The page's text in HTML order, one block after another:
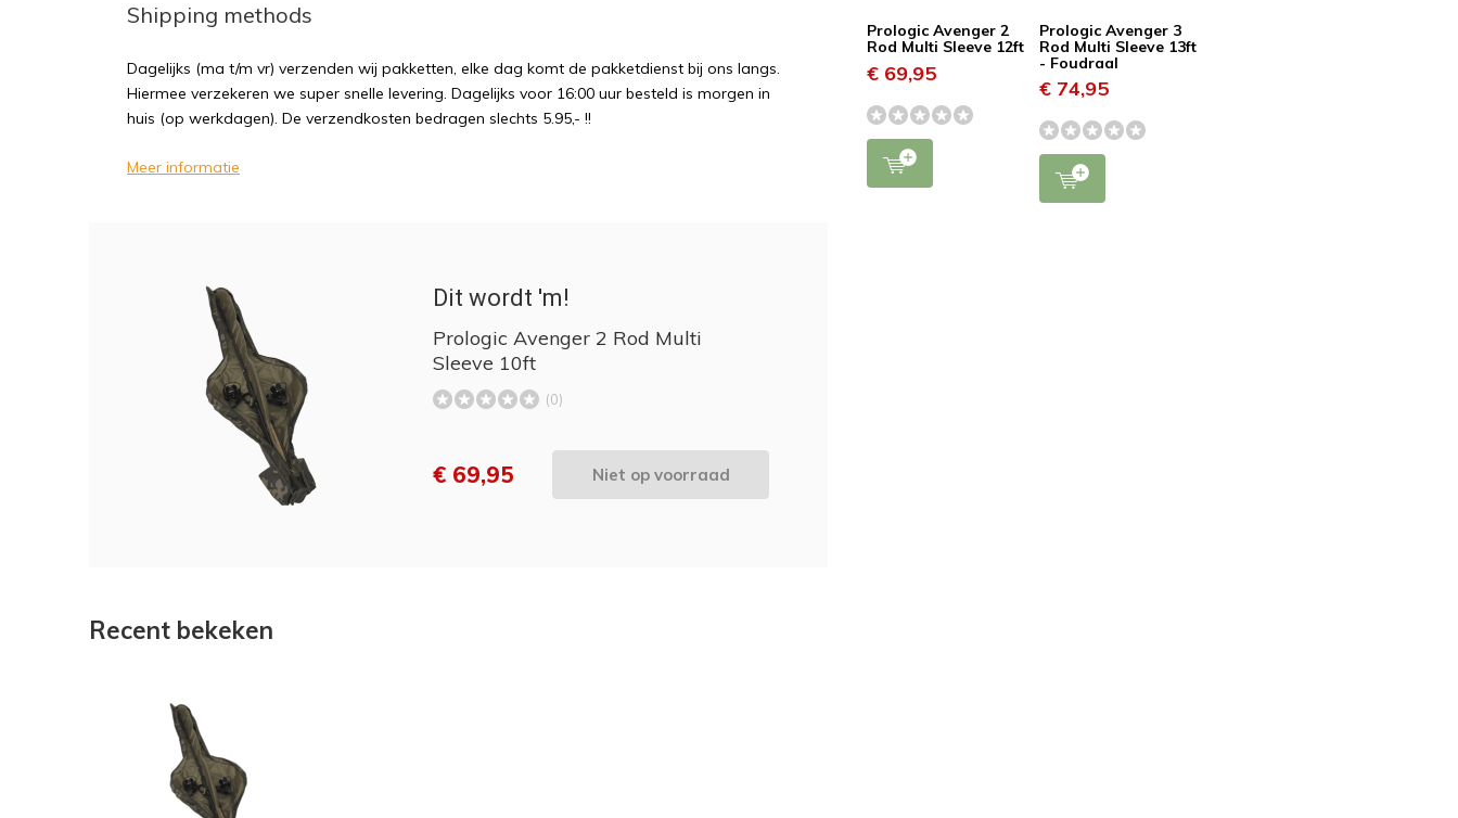
Shipping methods
Dagelijks (ma t/m vr) verzenden wij pakketten, elke dag komt de pakketdienst bij ons langs.
Hiermee verzekeren we super snelle levering. Dagelijks voor 16:00 uur besteld is morgen in
huis (op werkdagen). De verzendkosten bedragen slechts 5.95,- !!
Meer informatie
Dit wordt 'm!
Prologic Avenger 2 Rod Multi
Sleeve 10ft
(0)
€ 69,95 Niet op voorraad
Prologic Avenger 2
Rod Multi Sleeve 12ft
€ 69,95
Prologic Avenger 3
Rod Multi Sleeve 13ft
- Foudraal
€ 74,95
Recent bekeken